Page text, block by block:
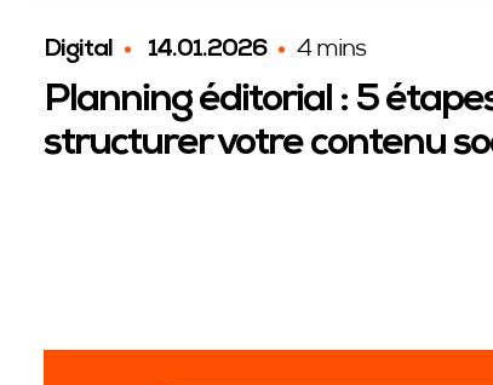
Digital 14.01.2026 4 mins
Planning éditorial : 5
structurer votre contenu